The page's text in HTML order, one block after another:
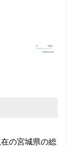
の宮城県の総